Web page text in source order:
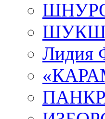
Лидия